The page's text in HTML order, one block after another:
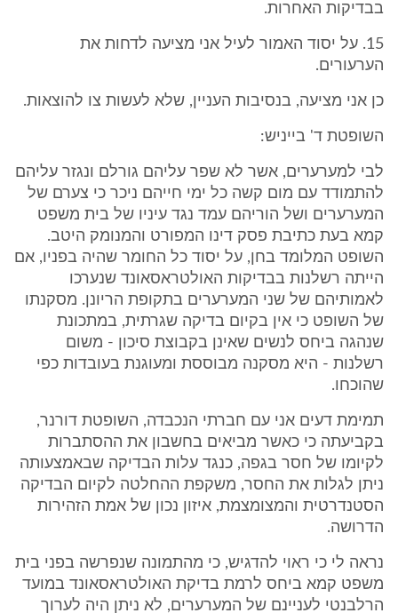
בבדיקות האחרות.
15. על יסוד האמור לעיל אני מציעה לדחות את
הערעורים.
כן אני מציעה, בנסיבות העניין, שלא לעשות צו להוצאות.
השופטת ד' בייניש:
לבי למערערים, אשר לא שפר עליהם גורלם ונגזר עליהם
להתמודד עם מום קשה כל ימי חייהם ניכר כי צערם של
המערערים ושל הוריהם עמד נגד עיניו של בית משפט
קמא בעת כתיבת פסק דינו המפורט והמנומק היטב.
השופט המלומד בחן, על יסוד כל החומר שהיה בפניו, אם
הייתה רשלנות בבדיקות האולטראסאונד שנערכו
לאמותיהם של שני המערערים בתקופת הריונן. מסקנתו
של השופט כי אין בקיום בדיקה שגרתית, במתכונת
שנהגה ביחס לנשים שאינן בקבוצת סיכון - משום
רשלנות - היא מסקנה מבוססת ומעוגנת בעובדות כפי
שהוכחו.
תמימת דעים אני עם חברתי הנכבדה, השופטת דורנר,
בקביעתה כי כאשר מביאים בחשבון את ההסתברות
לקיומו של חסר בגפה, כנגד עלות הבדיקה שבאמצעותה
ניתן לגלות את החסר, משקפת ההחלטה לקיום הבדיקה
הסטנדרטית והמצומצמת, איזון נכון של אמת הזהירות
הדרושה.
נראה לי כי ראוי להדגיש, כי מהתמונה שנפרשה בפני בית
משפט קמא ביחס לרמת בדיקת האולטראסאונד במועד
הרלבנטי לעניינם של המערערים, לא ניתן היה לערוך